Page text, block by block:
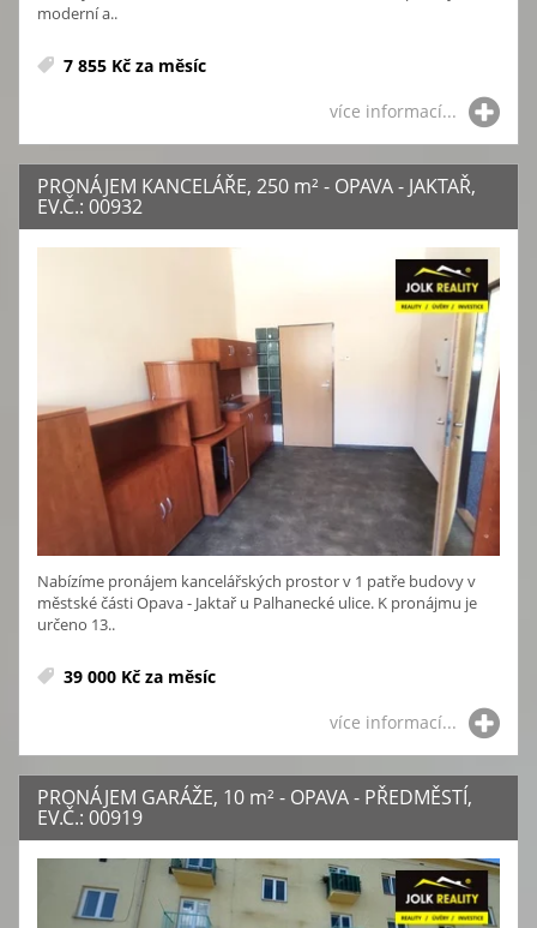
moderní a..
7 855 Kč za měsíc
více informací...
PRONÁJEM KANCELÁŘE, 250 m² - OPAVA - JAKTAŘ,
EV.Č.: 00932
Nabízíme pronájem kancelářských prostor v 1 patře budovy v
městské části Opava - Jaktař u Palhanecké ulice. K pronájmu je
určeno 13..
39 000 Kč za měsíc
více informací...
PRONÁJEM GARÁŽE, 10 m² - OPAVA - PŘEDMĚSTÍ,
EV.Č.: 00919